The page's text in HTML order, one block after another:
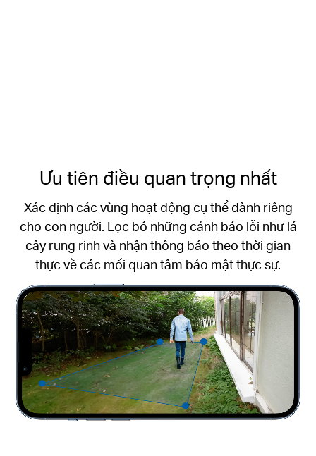
Ưu tiên điều quan trọng nhất
Xác định các vùng hoạt động cụ thể dành riêng
cho con người. Lọc bỏ những cảnh báo lỗi như lá
cây rung rinh và nhận thông báo theo thời gian
thực về các mối quan tâm bảo mật thực sự.